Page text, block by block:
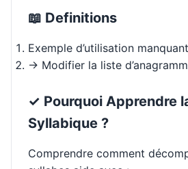
📖 Definitions
Exemple d’utilisation
→ Modifier la liste
✓ Pourquoi Apprendre
Syllabique ?
Comprendre comment